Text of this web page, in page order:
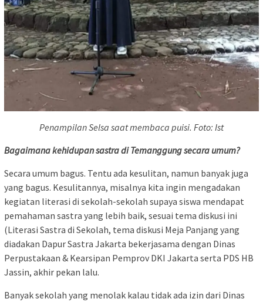
Penampilan Selsa saat membaca puisi. Foto: Ist
Bagaimana kehidupan sastra di Temanggung secara umum?
Secara umum bagus. Tentu ada kesulitan, namun banyak juga
yang bagus. Kesulitannya, misalnya kita ingin mengadakan
kegiatan literasi di sekolah-sekolah supaya siswa mendapat
pemahaman sastra yang lebih baik, sesuai tema diskusi ini
(Literasi Sastra di Sekolah, tema diskusi Meja Panjang yang
diadakan Dapur Sastra Jakarta bekerjasama dengan Dinas
Perpustakaan & Kearsipan Pemprov DKI Jakarta serta PDS HB
Jassin, akhir pekan lalu.
Banyak sekolah yang menolak kalau tidak ada izin dari Dinas